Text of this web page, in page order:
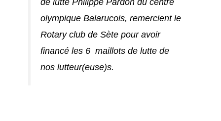
de lutte Philippe Pardon du centre
olympique Balarucois, remercient le
Rotary club de Sète pour avoir
financé les 6 maillots de lutte de
nos lutteur(euse)s.